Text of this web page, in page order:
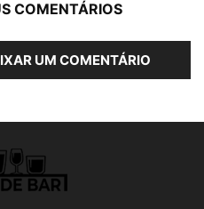
COMENTÁRIOS
UM COMENTÁRIO